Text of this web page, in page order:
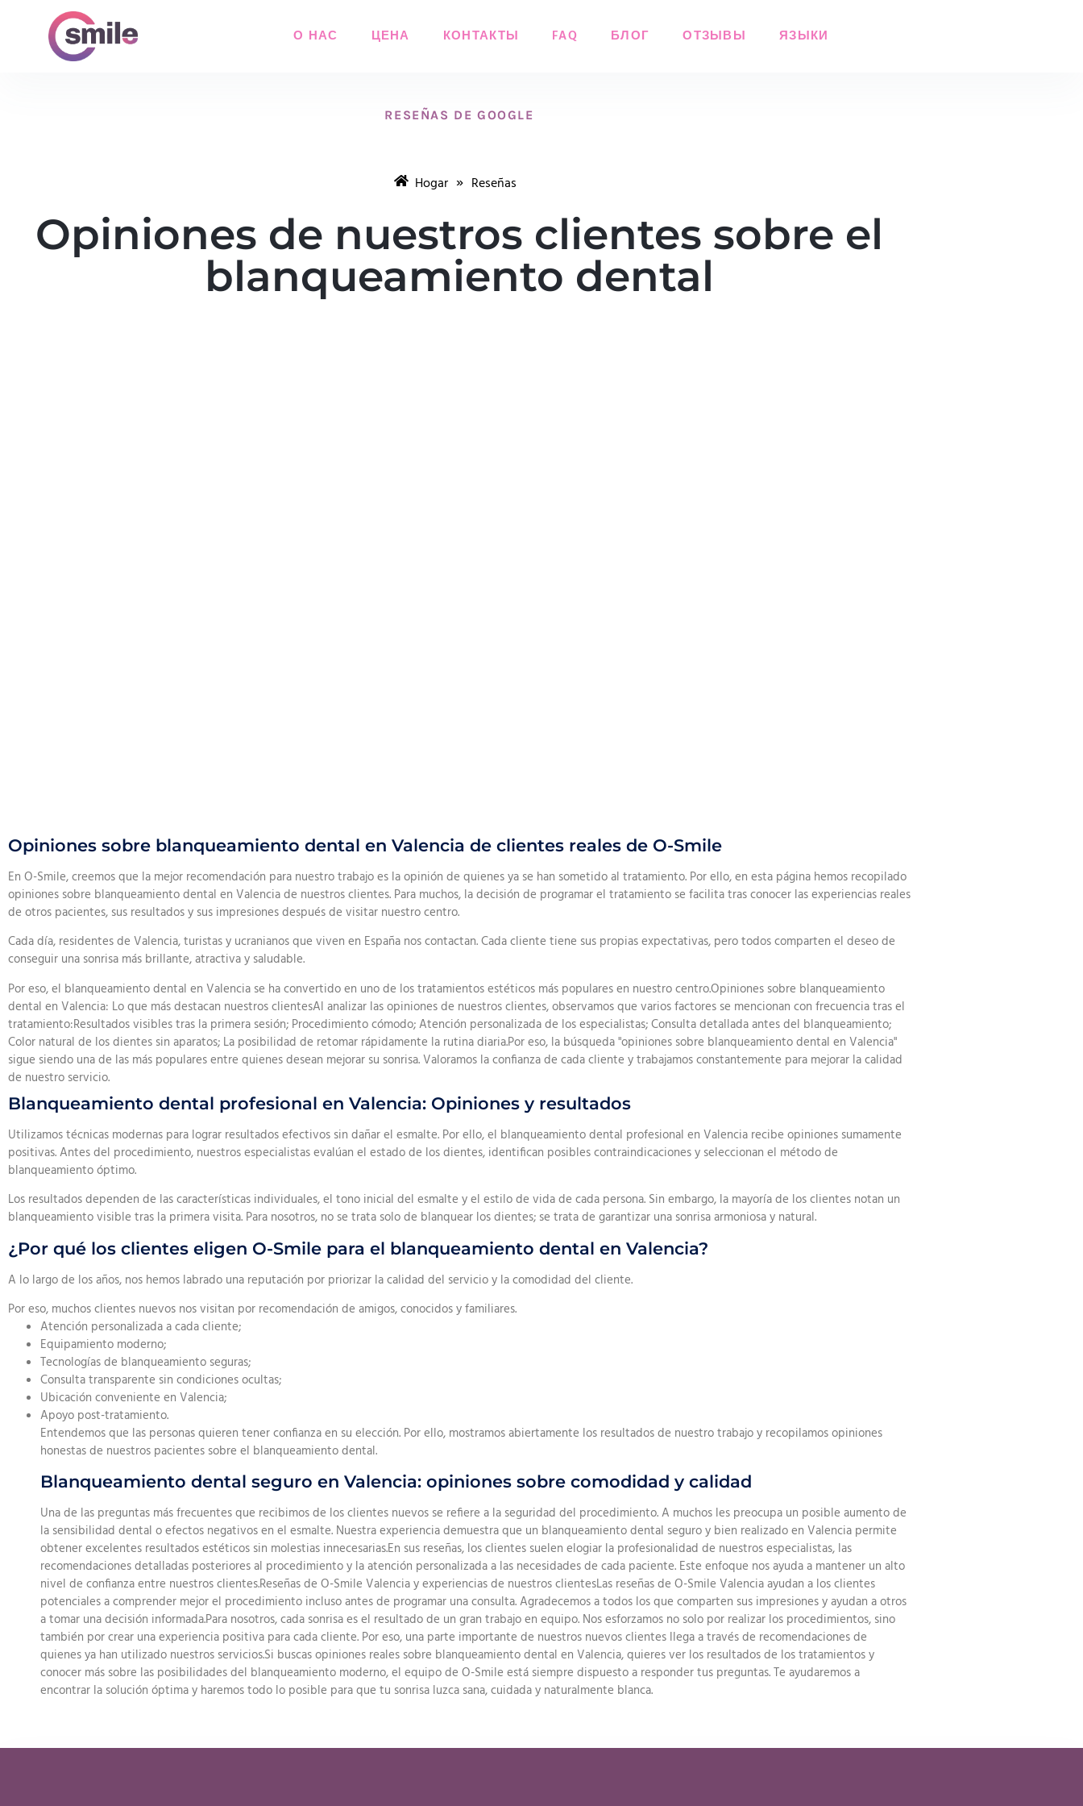
О НАС ЦЕНА КОНТАКТЫ FAQ БЛОГ ОТЗЫВЫ ЯЗЫКИ
RESEÑAS DE GOOGLE
Hogar » Reseñas
Opiniones de nuestros clientes sobre el
blanqueamiento dental
Opiniones sobre blanqueamiento dental en Valencia de clientes reales de O-Smile
En O-Smile, creemos que la mejor recomendación para nuestro trabajo es la opinión de quienes ya se han sometido al tratamiento. Por ello, en esta página hemos recopilado
opiniones sobre blanqueamiento dental en Valencia de nuestros clientes. Para muchos, la decisión de programar el tratamiento se facilita tras conocer las experiencias reales
de otros pacientes, sus resultados y sus impresiones después de visitar nuestro centro.
Cada día, residentes de Valencia, turistas y ucranianos que viven en España nos contactan. Cada cliente tiene sus propias expectativas, pero todos comparten el deseo de
conseguir una sonrisa más brillante, atractiva y saludable.
Por eso, el blanqueamiento dental en Valencia se ha convertido en uno de los tratamientos estéticos más populares en nuestro centro.Opiniones sobre blanqueamiento
dental en Valencia: Lo que más destacan nuestros clientesAl analizar las opiniones de nuestros clientes, observamos que varios factores se mencionan con frecuencia tras el
tratamiento:Resultados visibles tras la primera sesión; Procedimiento cómodo; Atención personalizada de los especialistas; Consulta detallada antes del blanqueamiento;
Color natural de los dientes sin aparatos; La posibilidad de retomar rápidamente la rutina diaria.Por eso, la búsqueda "opiniones sobre blanqueamiento dental en Valencia"
sigue siendo una de las más populares entre quienes desean mejorar su sonrisa. Valoramos la confianza de cada cliente y trabajamos constantemente para mejorar la calidad
de nuestro servicio.
Blanqueamiento dental profesional en Valencia: Opiniones y resultados
Utilizamos técnicas modernas para lograr resultados efectivos sin dañar el esmalte. Por ello, el blanqueamiento dental profesional en Valencia recibe opiniones sumamente
positivas. Antes del procedimiento, nuestros especialistas evalúan el estado de los dientes, identifican posibles contraindicaciones y seleccionan el método de
blanqueamiento óptimo.
Los resultados dependen de las características individuales, el tono inicial del esmalte y el estilo de vida de cada persona. Sin embargo, la mayoría de los clientes notan un
blanqueamiento visible tras la primera visita. Para nosotros, no se trata solo de blanquear los dientes; se trata de garantizar una sonrisa armoniosa y natural.
¿Por qué los clientes eligen O-Smile para el blanqueamiento dental en Valencia?
A lo largo de los años, nos hemos labrado una reputación por priorizar la calidad del servicio y la comodidad del cliente.
Por eso, muchos clientes nuevos nos visitan por recomendación de amigos, conocidos y familiares.
Atención personalizada a cada cliente;
Equipamiento moderno;
Tecnologías de blanqueamiento seguras;
Consulta transparente sin condiciones ocultas;
Ubicación conveniente en Valencia;
Apoyo post-tratamiento.
Entendemos que las personas quieren tener confianza en su elección. Por ello, mostramos abiertamente los resultados de nuestro trabajo y recopilamos opiniones
honestas de nuestros pacientes sobre el blanqueamiento dental.
Blanqueamiento dental seguro en Valencia: opiniones sobre comodidad y calidad
Una de las preguntas más frecuentes que recibimos de los clientes nuevos se refiere a la seguridad del procedimiento. A muchos les preocupa un posible aumento de
la sensibilidad dental o efectos negativos en el esmalte. Nuestra experiencia demuestra que un blanqueamiento dental seguro y bien realizado en Valencia permite
obtener excelentes resultados estéticos sin molestias innecesarias.En sus reseñas, los clientes suelen elogiar la profesionalidad de nuestros especialistas, las
recomendaciones detalladas posteriores al procedimiento y la atención personalizada a las necesidades de cada paciente. Este enfoque nos ayuda a mantener un alto
nivel de confianza entre nuestros clientes.Reseñas de O-Smile Valencia y experiencias de nuestros clientesLas reseñas de O-Smile Valencia ayudan a los clientes
potenciales a comprender mejor el procedimiento incluso antes de programar una consulta. Agradecemos a todos los que comparten sus impresiones y ayudan a otros
a tomar una decisión informada.Para nosotros, cada sonrisa es el resultado de un gran trabajo en equipo. Nos esforzamos no solo por realizar los procedimientos, sino
también por crear una experiencia positiva para cada cliente. Por eso, una parte importante de nuestros nuevos clientes llega a través de recomendaciones de
quienes ya han utilizado nuestros servicios.Si buscas opiniones reales sobre blanqueamiento dental en Valencia, quieres ver los resultados de los tratamientos y
conocer más sobre las posibilidades del blanqueamiento moderno, el equipo de O-Smile está siempre dispuesto a responder tus preguntas. Te ayudaremos a
encontrar la solución óptima y haremos todo lo posible para que tu sonrisa luzca sana, cuidada y naturalmente blanca.